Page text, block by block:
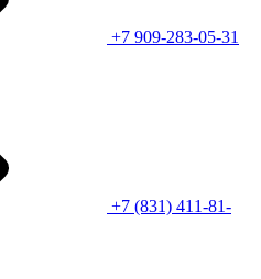
+7 909-283-05-31
+7 (831) 411-81-